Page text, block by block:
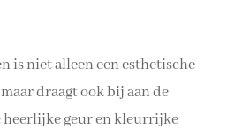
is niet alleen een esthetische
draagt ook bij aan de
geur en kleurrijke